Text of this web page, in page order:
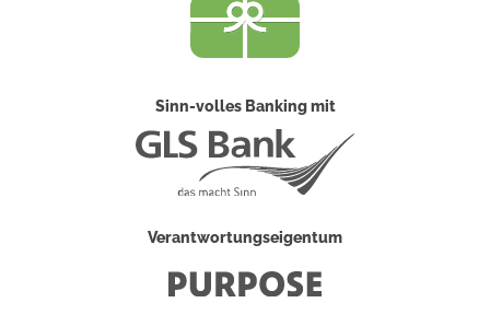
Sinn-volles Banking mit
Verantwortungseigentum